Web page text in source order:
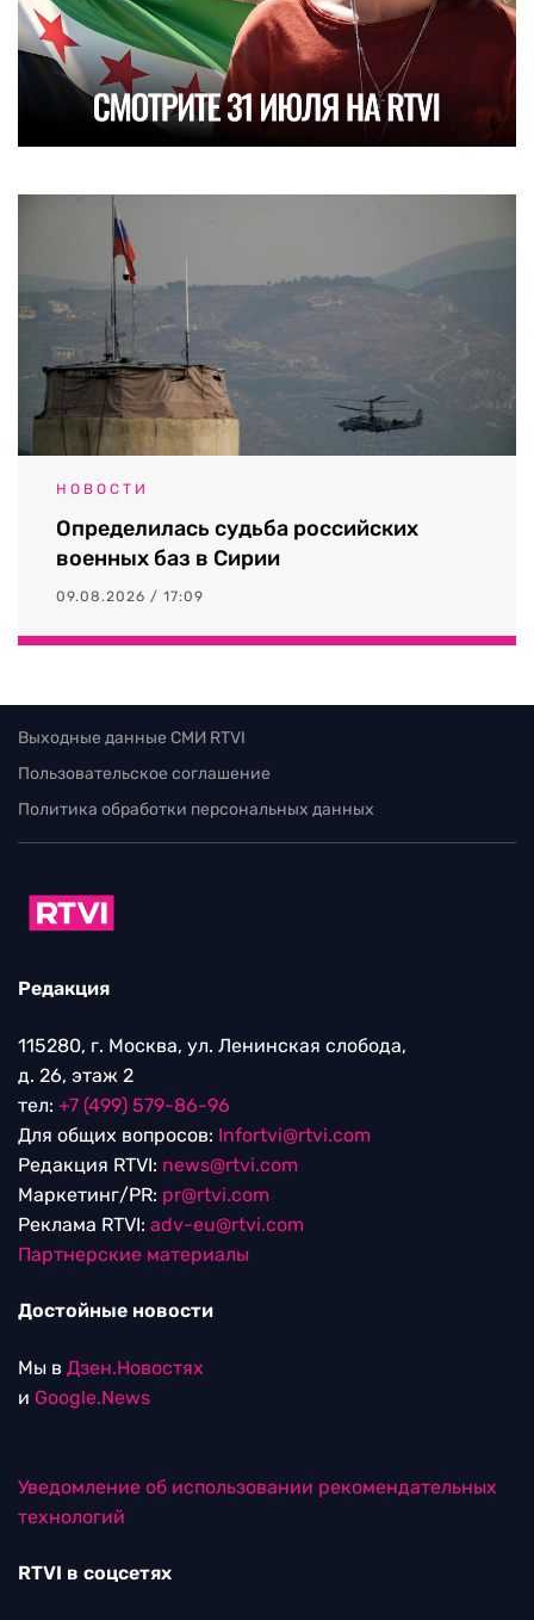
НОВОСТИ
Определилась судьба российских
военных баз в Сирии
09.08.2026 / 17:09
Выходные данные СМИ RTVI
Пользовательское соглашение
Политика обработки персональных данных
Редакция
115280, г. Москва, ул. Ленинская слобода,
д. 26, этаж 2
тел: +7 (499) 579-86-96
Для общих вопросов: Infortvi@rtvi.com
Редакция RTVI: news@rtvi.com
Маркетинг/PR: pr@rtvi.com
Реклама RTVI: adv-eu@rtvi.com
Партнерские материалы
Достойные новости
Мы в Дзен.Новостях
и Google.News
Уведомление об использовании рекомендательных
технологий
RTVI в соцсетях